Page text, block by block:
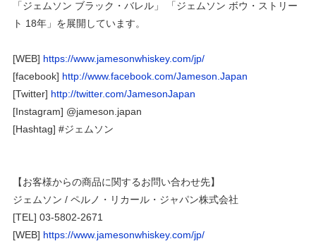
「ジェムソン ブラック・バレル」 「ジェムソン ボウ・ストリー
ト 18年」を展開しています。
[WEB] https://www.jamesonwhiskey.com/jp/
[facebook] http://www.facebook.com/Jameson.Japan
[Twitter] http://twitter.com/JamesonJapan
[ Instagram] @jameson.japan
[Hashtag] #ジェムソン
【お客様からの商品に関するお問い合わせ先】
ジェムソン / ペルノ・リカール・ジャパン株式会社
[TEL ] 03-5802-2671
[WEB] https://www.jamesonwhiskey.com/jp/